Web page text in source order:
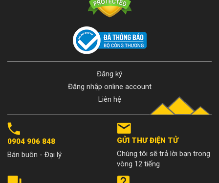
Đăng ký
Đăng nhập online account
Liên hệ
0904 906 848
Bán buôn - Đại lý
GỬI THƯ ĐIỆN TỬ
Chúng tôi sẽ trả lời bạn trong
vòng 12 tiếng